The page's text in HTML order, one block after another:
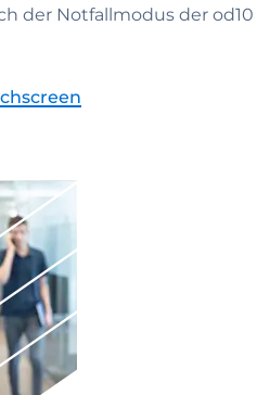
der Notfallmodus der